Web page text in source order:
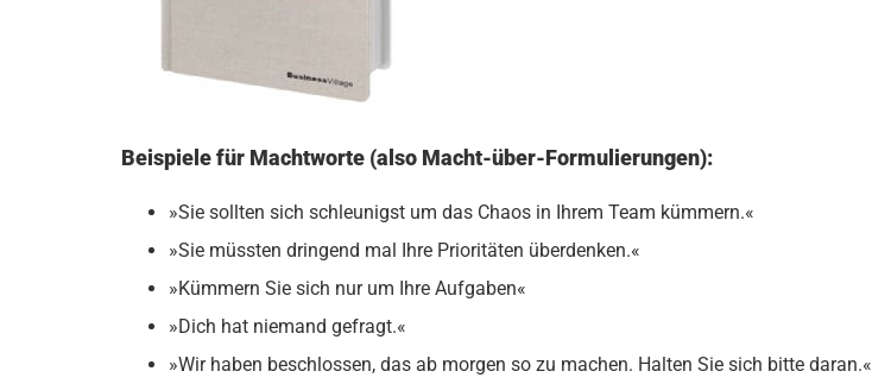
Beispiele für Machtworte (also Macht-über-Formulierungen):
»Sie sollten sich schleunigst um das Chaos in Ihrem Team kümmern.«
»Sie müssten dringend mal Ihre Prioritäten überdenken.«
»Kümmern Sie sich nur um Ihre Aufgaben«
»Dich hat niemand gefragt.«
»Wir haben beschlossen, das ab morgen so zu machen. Halten Sie sich bitte daran.«